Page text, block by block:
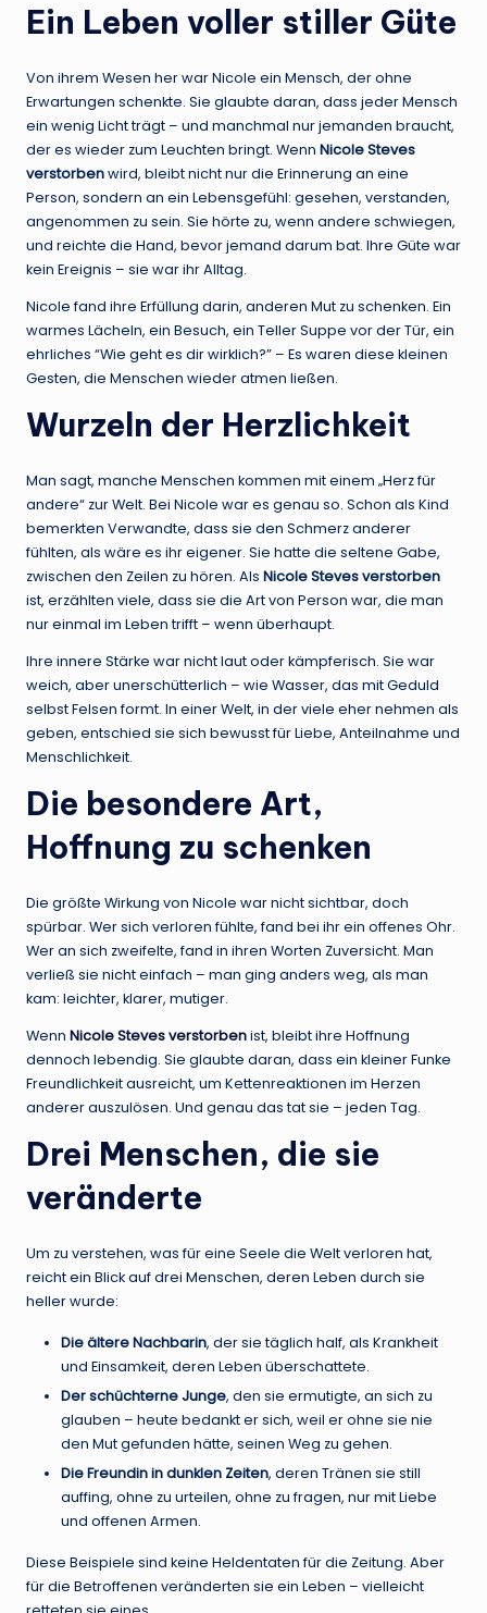
Ein Leben voller stiller Güte
Von ihrem Wesen her war Nicole ein Mensch, der ohne
Erwartungen schenkte. Sie glaubte daran, dass jeder Mensch
ein wenig Licht trägt – und manchmal nur jemanden braucht,
der es wieder zum Leuchten bringt. Wenn Nicole Steves
verstorbenwird, bleibt nicht nur die Erinnerung an eine
Person, sondern an ein Lebensgefühl: gesehen, verstanden,
angenommen zu sein. Sie hörte zu, wenn andere schwiegen,
und reichte die Hand, bevor jemand darum bat. Ihre Güte war
kein Ereignis – sie war ihr Alltag.
Nicole fand ihre Erfüllung darin, anderen Mut zu schenken. Ein
warmes Lächeln, ein Besuch, ein Teller Suppe vor der Tür, ein
ehrliches “Wie geht es dir wirklich?” – Es waren diese kleinen
Gesten, die Menschen wieder atmen ließen.
Wurzeln der Herzlichkeit
Man sagt, manche Menschen kommen mit einem „Herz für
andere“ zur Welt. Bei Nicole war es genau so. Schon als Kind
bemerkten Verwandte, dass sie den Schmerz anderer
fühlten, als wäre es ihr eigener. Sie hatte die seltene Gabe,
zwischen den Zeilen zu hören. Als Nicole Steves verstorben
ist, erzählten viele, dass sie die Art von Person war, die man
nur einmal im Leben trifft – wenn überhaupt.
Ihre innere Stärke war nicht laut oder kämpferisch. Sie war
weich, aber unerschütterlich – wie Wasser, das mit Geduld
selbst Felsen formt. In einer Welt, in der viele eher nehmen als
geben, entschied sie sich bewusst für Liebe, Anteilnahme und
Menschlichkeit.
Die besondere Art,
Hoffnung zu schenken
Die größte Wirkung von Nicole war nicht sichtbar, doch
spürbar. Wer sich verloren fühlte, fand bei ihr ein offenes Ohr.
Wer an sich zweifelte, fand in ihren Worten Zuversicht. Man
verließ sie nicht einfach – man ging anders weg, als man
kam: leichter, klarer, mutiger.
Wenn Nicole Steves verstorbenist, bleibt ihre Hoffnung
dennoch lebendig. Sie glaubte daran, dass ein kleiner Funke
Freundlichkeit ausreicht, um Kettenreaktionen im Herzen
anderer auszulösen. Und genau das tat sie – jeden Tag.
Drei Menschen, die sie
veränderte
Um zu verstehen, was für eine Seele die Welt verloren hat,
reicht ein Blick auf drei Menschen, deren Leben durch sie
heller wurde:
Die ältere Nachbarin, der sie täglich half, als Krankheit
und Einsamkeit, deren Leben überschattete.
Der schüchterne Junge, den sie ermutigte, an sich zu
glauben – heute bedankt er sich, weil er ohne sie nie
den Mut gefunden hätte, seinen Weg zu gehen.
Die Freundin in dunklen Zeiten, deren Tränen sie still
auffing, ohne zu urteilen, ohne zu fragen, nur mit Liebe
und offenen Armen.
Diese Beispiele sind keine Heldentaten für die Zeitung. Aber
für die Betroffenen veränderten sie ein Leben – vielleicht